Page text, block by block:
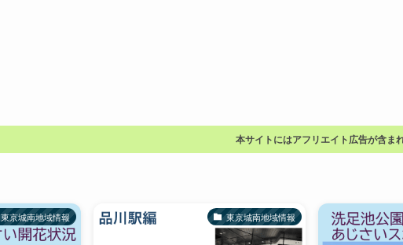
本サイトにはアフリエイト広告が含ま
東京城南地域情報 東京城南地域情報